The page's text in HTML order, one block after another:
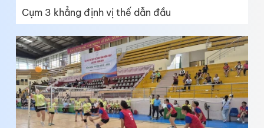
Cụm 3 khẳng định vị thế dẫn đầu